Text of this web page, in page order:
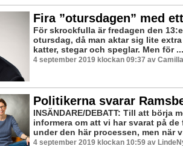
Fira ”otursdagen” med
För skrockfulla är fredagen den
otursdag, då man aktar sig lite
katter, stegar och speglar. Men för ...
4 september 2019 klockan 09:37 av
Politikerna svarar
INSÄNDARE/DEBATT: Till att börja
informera om att vi har svarat på
under den här processen, men när
4 september 2019 klockan 10:59 av